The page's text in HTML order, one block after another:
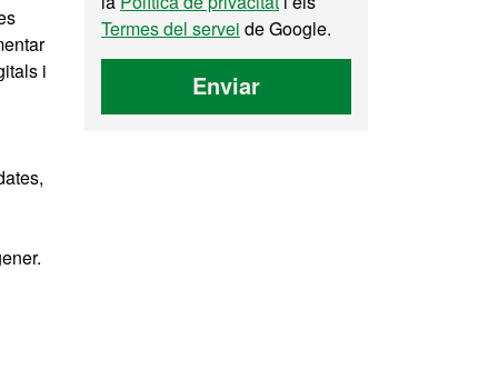
i
Termes del servei de Google.
Enviar